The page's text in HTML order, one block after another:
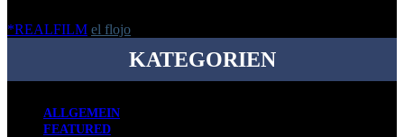
*REALFILM el flojo
KATEGORIEN
ALLGEMEIN
FEATURED